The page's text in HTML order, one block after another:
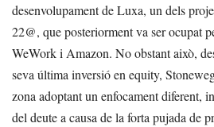
desenvolupament de Luxa, un dels
22@, que posteriorment va ser ocupat
WeWork i Amazon. No obstant això,
seva última inversió en equity,
zona adoptant un enfocament diferent,
del deute a causa de la forta pujada de